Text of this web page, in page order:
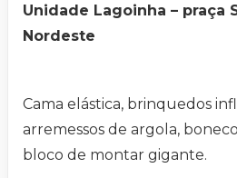
Unidade Lagoinha – praça
Nordeste
Cama elástica, brinquedos
arremessos de argola,
bloco de montar gigante.